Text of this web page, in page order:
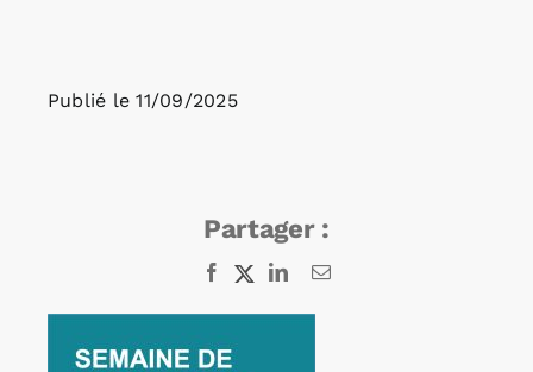
Publié le 11/09/2025
Partager :
Facebook
X LinkedInEmail